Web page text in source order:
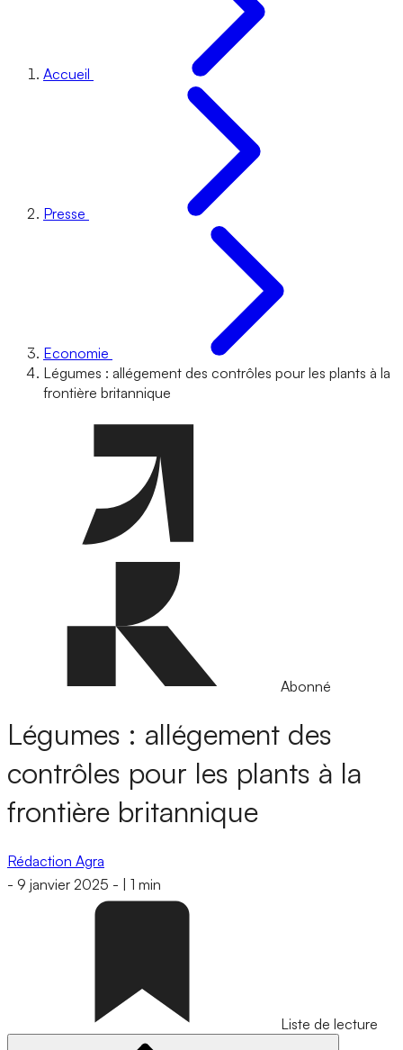
Accueil
Presse
Economie
Légumes : allégement des contrôles pour les plants à la
frontière britannique
Abonné
Légumes : allégement des
contrôles pour les plants à la
frontière britannique
Rédaction Agra
- 9 janvier 2025 - 1 min
Liste de lecture